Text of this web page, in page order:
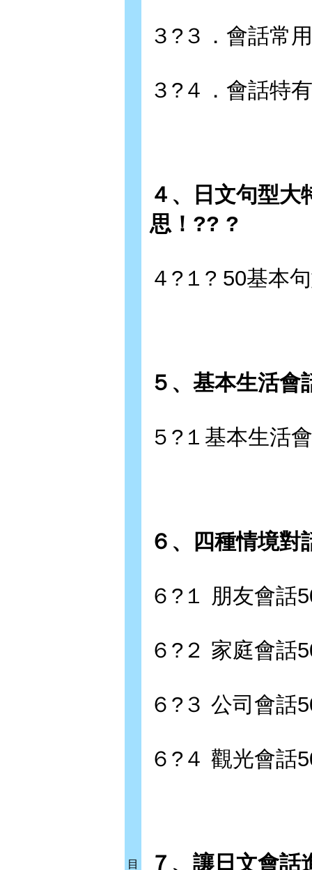
目
３?３．會話常
３?４．會話特
４、日文句型
思！?? ?
４?１? 50基本
５、基本生活
５?１基本生活
６、四種情境
６?１ 朋友會話
６?２ 家庭會話
６?３ 公司會話
６?４ 觀光會話
７、讓日文會